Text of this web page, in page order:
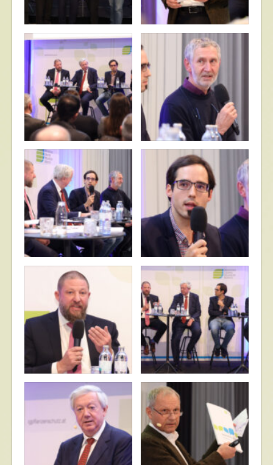
© Katharina Schiffl © Katharina Schiffl
© Katharina Schiffl © Katharina Schiffl
© Katharina Schiffl © Katharina Schiffl